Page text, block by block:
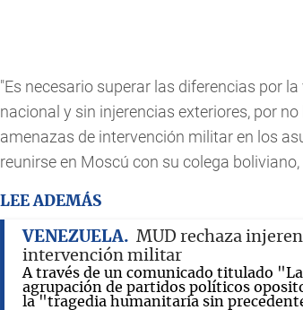
"Es necesario superar las diferencias por
nacional y sin injerencias exteriores, por
amenazas de intervención militar en los
reunirse en Moscú con su colega
LEE ADEMÁS
VENEZUELA
MUD rechaza
intervención militar
A través de un comunicado titulado
agrupación de partidos políticos
la "tragedia humanitaria sin